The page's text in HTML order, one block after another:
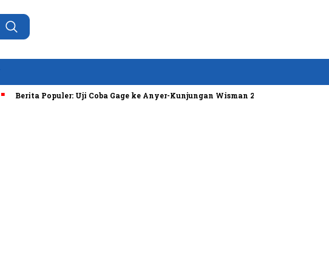
Berita Populer: Uji Coba Gage ke Anyer-Kunjungan Wisman 2022 Diprediksi Rendah